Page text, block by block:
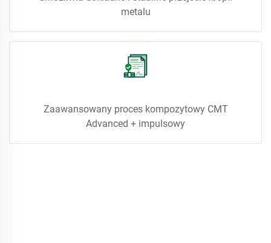
metalu
Zaawansowany proces kompozytowy CMT
Advanced + impulsowy